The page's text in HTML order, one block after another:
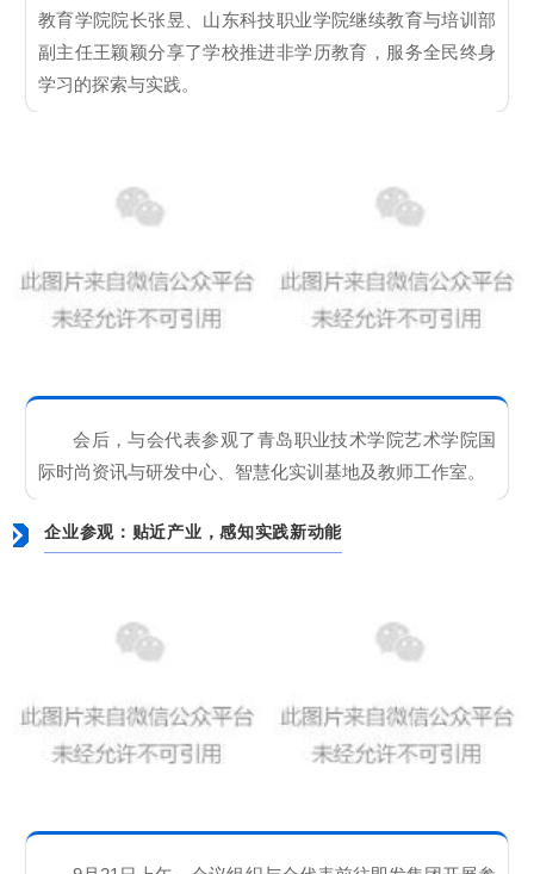
教育学院院长张昱、山东科技职业学院继续教育与培训部
副主任王颖颖分享了学校推进非学历教育，服务全民终身
学习的探索与实践。
会后，与会代表参观了青岛职业技术学院艺术学院国
际时尚资讯与研发中心、智慧化实训基地及教师工作室。
企业参观：贴近产业，感知实践新动能